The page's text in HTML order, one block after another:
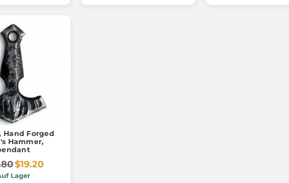
Hand Forged
Hammer,
$19.20
Lager